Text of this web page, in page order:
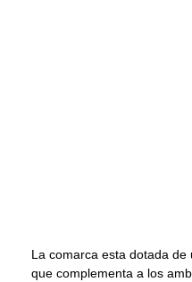
La comarca esta dotada
que complementa a los